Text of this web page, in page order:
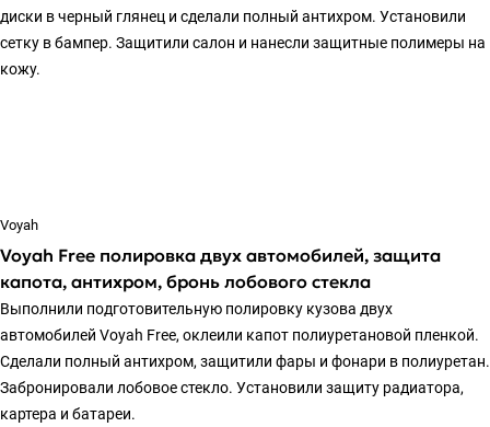
диски в черный глянец и сделали полный антихром. Установили
сетку в бампер. Защитили салон и нанесли защитные полимеры на
кожу.
Voyah
Voyah Free полировка двух автомобилей, защита
капота, антихром, бронь лобового стекла
Выполнили подготовительную полировку кузова двух
автомобилей Voyah Free, оклеили капот полиуретановой пленкой.
Сделали полный антихром, защитили фары и фонари в полиуретан.
Забронировали лобовое стекло. Установили защиту радиатора,
картера и батареи.